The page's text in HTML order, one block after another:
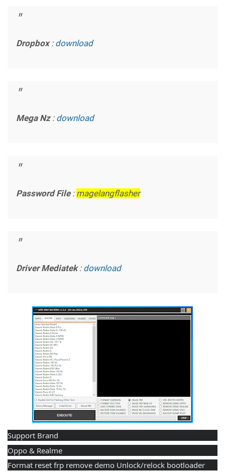
Dropbox: download
Mega Nz: download
Password File: magelangflasher
Driver Mediatek: download
Support Brand
Oppo & Realme
Format reset frp remove demo Unlock/relock bootloader